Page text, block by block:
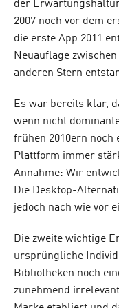
der
2007 noch vor dem
die erste App 2011
Neuauflage
anderen Stern
Es war bereits klar,
wenn nicht
frühen 2010ern noch
Plattform immer
Annahme: Wir
Die Desktop-
jedoch nach wie vor
Die zweite wichtige
ursprüngliche
Bibliotheken noch
zunehmend